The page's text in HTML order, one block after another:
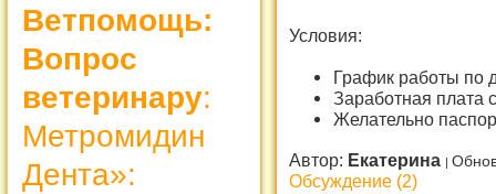
Ветпомощь:
Вопрос
ветеринару:
Метромидин
Дента»:
Условия:
График работы по
Заработная плата
Желательно
Автор: Екатерина
Обсуждение (2)